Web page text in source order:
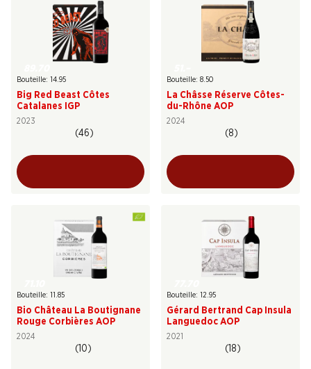
Bouteille: 14.95
Big Red Beast Côtes
Catalanes IGP
2023
(46)
Bouteille: 8.50
La Châsse Réserve Côtes-
du-Rhône AOP
2024
(8)
Bouteille: 11.85
Bio Château La Boutignane
Rouge Corbières AOP
2024
(10)
Bouteille: 12.95
Gérard Bertrand Cap Insula
Languedoc AOP
2021
(18)